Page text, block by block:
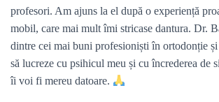
profesori. Am ajuns la el după o experiență
mobil, care mai mult îmi stricase dantura. Dr.
dintre cei mai buni profesioniști în ortodonție
să lucreze cu psihicul meu și cu încrederea de
îi voi fi mereu datoare.